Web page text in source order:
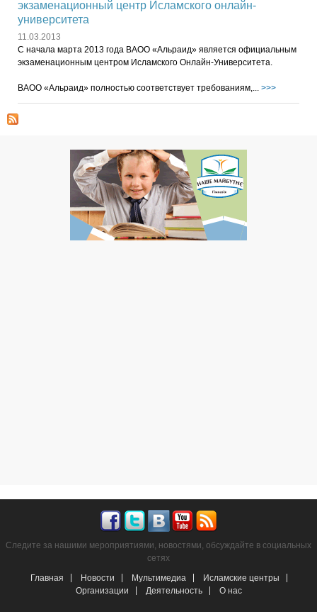
экзаменационный центр Исламского онлайн-
университета
11.03.2013
С начала марта 2013 года ВАОО «Альраид» является официальным
экзаменационным центром Исламского Онлайн-Университета.
ВАОО «Альраид» полностью соответствует требованиям,... >>>
Следите за нашими мероприятиями, новостями, обсуждайте в социальных
сетях
Главная
Новости Мультимедиа
Исламские центры
Организации
Деятельность О нас